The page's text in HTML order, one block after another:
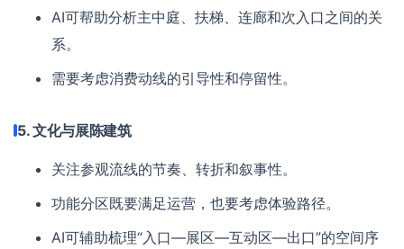
AI可帮助分析主中庭、扶梯、连廊和次入口之间的关
系。
需要考虑消费动线的引导性和停留性。
5. 文化与展陈建筑
关注参观流线的节奏、转折和叙事性。
功能分区既要满足运营，也要考虑体验路径。
AI可辅助梳理“入口—展区—互动区—出口”的空间序